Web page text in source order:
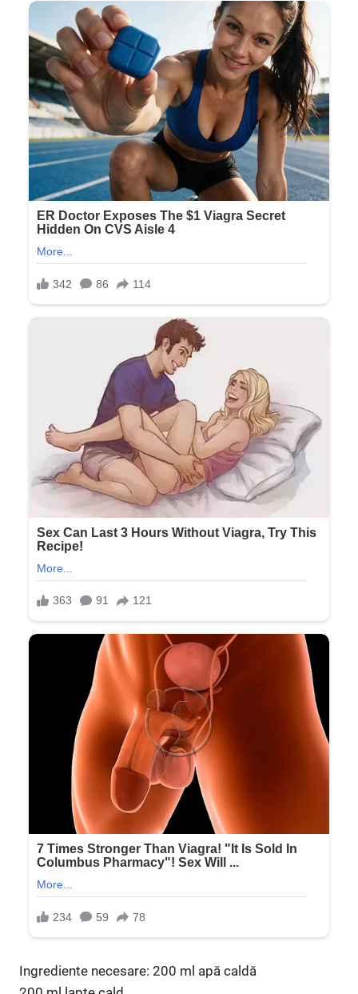
Ingrediente necesare: 200 ml apă caldă